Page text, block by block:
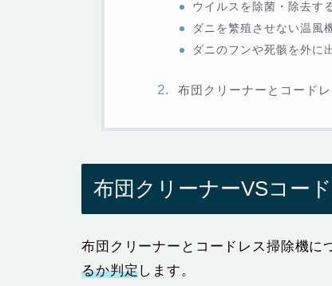
ウイルスを除菌・除去す
ダニを繁殖させない温風
ダニのフンや死骸を外に
布団クリーナーとコード
布団クリーナーVSコー
布団クリーナーとコードレス掃除機に
るか判定します。